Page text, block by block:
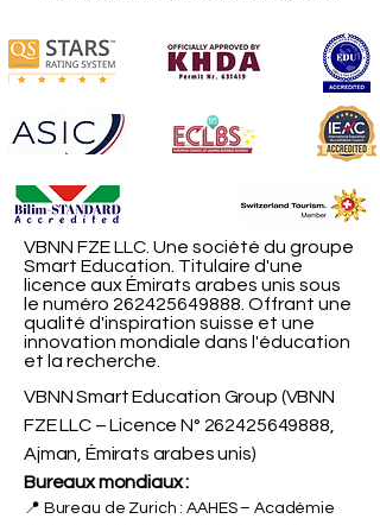
VBNN FZE LLC. Une société du groupe
Smart Education. Titulaire d'une
licence aux Émirats arabes unis sous
le numéro 262425649888 . Offrant une
qualité d'inspiration suisse et une
innovation mondiale dans l'éducation
et la recherche.
VBNN Smart Education Group (VBNN
FZE LLC – Licence N° 262425649888
Ajman, Émirats arabes unis)
Bureaux mondiaux :
📍 Bureau de Zurich : AAHES – Académie